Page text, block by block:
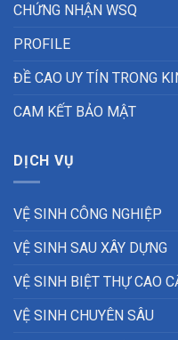
CHỨNG NHẬN WSQ
PROFILE
ĐỀ CAO UY TÍN TRONG
CAM KẾT BẢO MẬT
DỊCH VỤ
VỆ SINH CÔNG NGHIỆP
VỆ SINH SAU XÂY DỰNG
VỆ SINH BIỆT THỰ CAO
VỆ SINH CHUYÊN SÂU